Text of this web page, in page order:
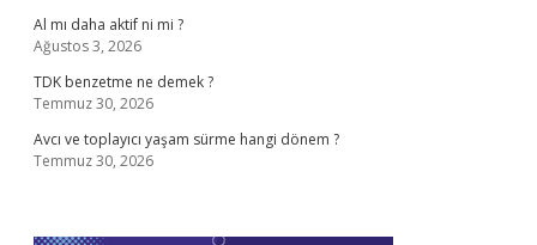
Al mı daha aktif ni mi ?
Ağustos 3, 2026
TDK benzetme ne demek ?
Temmuz 30, 2026
Avcı ve toplayıcı yaşam sürme hangi dönem ?
Temmuz 30, 2026